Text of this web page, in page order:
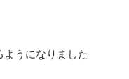
うになりました